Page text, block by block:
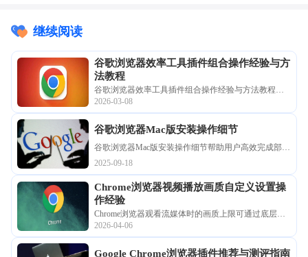
继续阅读
谷歌浏览器效率工具插件组合操作经验与方
法教程
谷歌浏览器效率工具插件组合操作经验与方法教程，
为用户提供了优化功能体验的技巧，提升办公与学习
2026-03-08
谷歌浏览器Mac版安装操作细节
谷歌浏览器Mac版安装操作细节帮助用户高效完成部
署。结合经验方法，确保浏览器在Mac系统下稳定流畅
运行。
2025-09-18
Chrome浏览器视频播放画质自定义设置操
作经验
Chrome浏览器观看流媒体时的画质上限可通过底层参
数配置深度挖掘。详细解析开启HDR高动态渲染、配
2026-04-06
Google Chrome浏览器插件推荐与测评指南